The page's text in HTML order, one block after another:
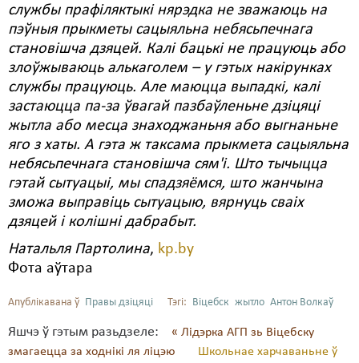
службы прафіляктыкі нярэдка не зважаюць на
пэўныя прыкметы сацыяльна небясьпечнага
становішча дзяцей. Калі бацькі не працуюць або
злоўжываюць алькаголем – у гэтых накірунках
службы працуюць. Але маюцца выпадкі, калі
застаюцца па-за ўвагай пазбаўленьне дзіцяці
жытла або месца знаходжаньня або выгнаньне
яго з хаты. А гэта ж таксама прыкмета сацыяльна
небясьпечнага становішча сям'і. Што тычыцца
гэтай сытуацыі, мы спадзяёмся, што жанчына
зможа выправіць сытуацыю, вярнуць сваіх
дзяцей і колішні дабрабыт.
Натальля Партолина, kp.by
Фота аўтара
Апублікавана ў Правы дзіцяці Тэгі: Віцебск жытло Антон Волкаў
Яшчэ ў гэтым разьдзеле:
« Лідэрка АГП зь Віцебску
змагаецца за ходнікі ля ліцэю
Школьнае харчаваньне ў